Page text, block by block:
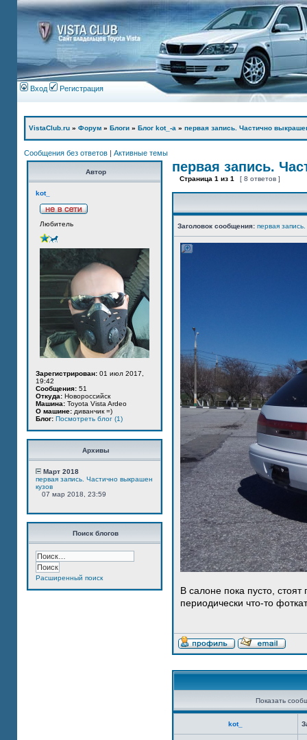
Вход Регистрация
VistaClub.ru » Форум » Блоги » Блог kot_-а » первая запись. Частично
Сообщения без ответов | Активные темы
Автор
kot_
Любитель
Зарегистрирован: 01 июл 2017,
19:42
Сообщения: 51
Откуда: Новороссийск
Машина: Toyota Vista Ardeo
О машине: диванчик =)
Блог: Посмотреть блог (1)
Архивы
Март 2018
первая запись. Частично выкрашен
кузов
07 мар 2018, 23:59
Поиск блогов
Расширенный поиск
первая запись.
Страница 1 из 1 [ 8 ответов ]
Заголовок сообщения: первая
В салоне пока пусто,
периодически что-то
Показать
kot_